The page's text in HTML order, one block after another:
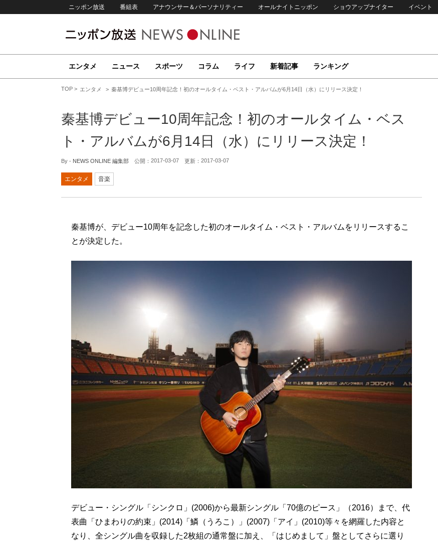
ニッポン放送 番組表 アナウンサー＆パーソナリティー オールナイトニッポン ショウアップナイター イベント
エンタメ ニュース スポーツ コラム ライフ 新着記事 ランキング
TOP エンタメ 秦基博デビュー10周年記念！初のオールタイム・ベスト・アルバムが6月14日（水）にリリース決定！
秦基博デビュー10周年記念！初のオールタイム・ベス
ト・アルバムが6月14日（水）にリリース決定！
By - NEWS ONLINE 編集部 公開： 2017-03-07 更新： 2017-03-07
エンタメ 音楽
秦基博が、デビュー10周年を記念した初のオールタイム・ベスト・アルバムをリリースするこ
とが決定した。
デビュー・シングル「シンクロ」(2006)から最新シングル「70億のピース」（2016）まで、代
表曲「ひまわりの約束」(2014)「鱗（うろこ）」(2007)「アイ」(2010)等々を網羅した内容と
なり、全シングル曲を収録した2枚組の通常盤に加え、「はじめまして」盤としてさらに選り